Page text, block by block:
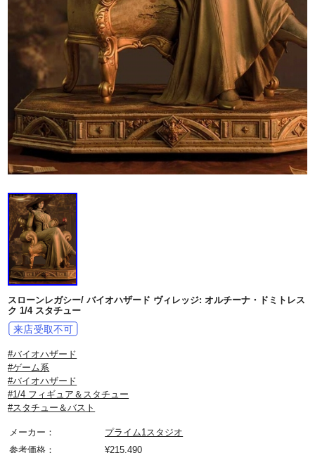
スローンレガシー/ バイオハザード ヴィレッジ: オルチーナ・ドミトレス
ク 1/4 スタチュー
#バイオハザード
#ゲーム系
#バイオハザード
#1/4 フィギュア＆スタチュー
#スタチュー＆バスト
メーカー：
プライム1スタジオ
参考価格：
¥215,490